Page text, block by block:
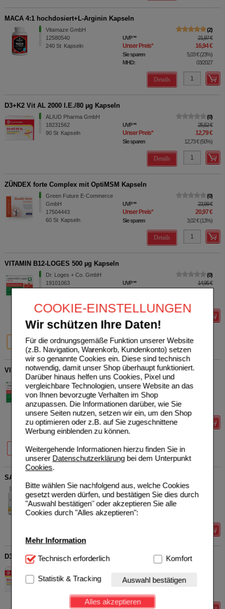
COOKIE-EINSTELLUNGEN
Wir schützen Ihre Daten!
Für die ordnungsgemäße Funktion unserer Website
(z.B. Navigation, Warenkorb, Kundenkonto) setzen
wir so genannte Cookies ein. Diese sind technisch
notwendig, damit unser Shop überhaupt funktioniert.
Darüber hinaus helfen uns Cookies, Pixel und
vergleichbare Technologien, unsere Website an das
von Ihnen bevorzugte Verhalten im Shop
anzupassen. Die Informationen darüber, wie Sie
unsere Seiten nutzen, setzen wir ein, um den Shop
zu optimieren oder z.B. auf Sie zugeschnittene
Werbung einblenden zu können.
Weitergehende Informationen hierzu finden Sie in
unserer Datenschutzerklärungbei dem Unterpunkt
Cookies.
Bitte wählen Sie nachfolgend aus, welche Cookies
gesetzt werden dürfen, und bestätigen Sie dies durch
"Auswahl bestätigen" oder akzeptieren Sie alle
Cookies durch "Alles akzeptieren":
Mehr Information
Technisch Notwendig:Hierbei handelt es sich um
Website notwendig sind (z.B. Navigation, Warenkorb,
Kundenkonto), weshalb auf diese nicht verzichtet
werden kann.
Technisch erforderlich Komfort
Statistik & Tracking Auswahl bestätigen
Alles akzeptieren
MACA 4:1 hochdosiert+L-Arginin Kapseln
Vitamaze GmbH
12580540
240 St Kapseln
2
UVP** 21,97 €
Unser Preis* 16,94 €
Sie sparen 5,03 €(23%)
MHD:
03/2027
Details
D3+K2 Vit AL 2000 I.E./80 µg Kapseln
ALIUD Pharma GmbH
18231562
90 St Kapseln
0
UVP** 25,52 €
Unser Preis* 12,79 €
Sie sparen 12,73 €(50%)
Details
ZÜNDEX forte Complex mit OptiMSM Kapseln
Green Future E-Commerce
GmbH
17504443
60 St Kapseln
0
UVP** 23,99 €
Unser Preis* 20,97 €
Sie sparen 3,02 €(13%)
Details
VITAMIN B12-LOGES 500 µg Kapseln
Dr. Loges + Co. GmbH
19101063
0
UVP** 14,95 €
Unser Preis* 11,96 €
60 St 120 St 180 St
VITAMIN B12-LOGES 500 µg Kapseln
Dr. Loges + Co. GmbH
19101086
120St Kapseln
UVP**
Unser Preis*
Sie sparen
Details
60 St 120 St 180 St
SANHELIOS Vitamin D3 Sonnenvitamin-Komplex mit K2
Hansa Naturheilmittel GmbH
15242909
80St Kapseln
UVP** 23,99 €
Unser Preis *
Sie sparen
D3+K2 Vit AL 1000 I.E./80 µg Kapseln
18231527
UVP
Unser Preis *